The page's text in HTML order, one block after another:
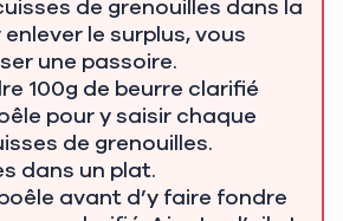
de grenouilles dans la
le surplus, vous
une passoire.
100g de beurre clarifié
pour y saisir chaque
de grenouilles.
dans un plat.
avant d’y faire fondre